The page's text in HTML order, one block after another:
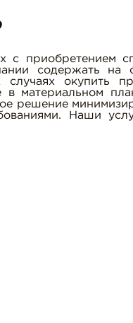
с приобретением
содержать на
окупить
материальном
решение
Наши